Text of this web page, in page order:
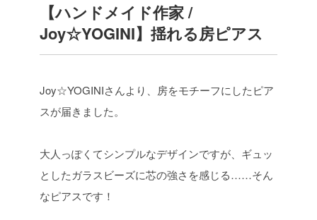
【ハンドメイド作家 /
Joy☆YOGINI】揺れる房ピアス
Joy☆YOGINIさんより、房をモチーフにしたピア
スが届きました。
大人っぽくてシンプルなデザインですが、ギュッ
としたガラスビーズに芯の強さを感じる……そん
なピアスです！